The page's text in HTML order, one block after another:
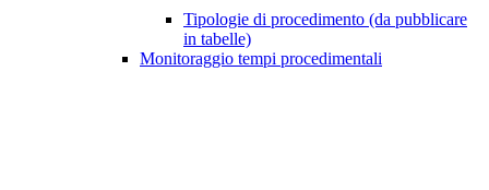
Tipologie di procedimento (da pubblicare
in tabelle)
Monitoraggio tempi procedimentali